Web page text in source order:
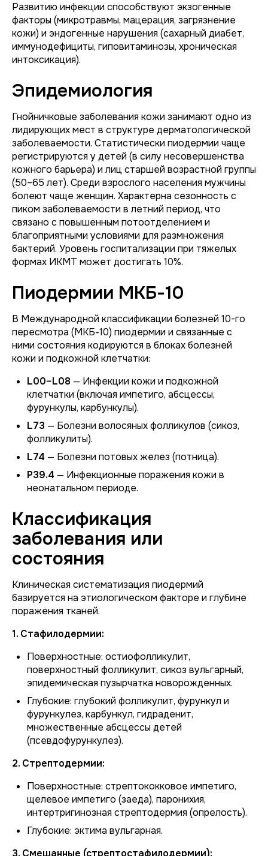
Развитию инфекции способствуют экзогенные
факторы (микротравмы, мацерация, загрязнение
кожи) и эндогенные нарушения (сахарный диабет,
иммунодефициты, гиповитаминозы, хроническая
интоксикация).
Эпидемиология
Гнойничковые заболевания кожи занимают одно из
лидирующих мест в структуре дерматологической
заболеваемости. Статистически пиодермии чаще
регистрируются у детей (в силу несовершенства
кожного барьера) и лиц старшей возрастной группы
(50–65 лет). Среди взрослого населения мужчины
болеют чаще женщин. Характерна сезонность с
пиком заболеваемости в летний период, что
связано с повышенным потоотделением и
благоприятными условиями для размножения
бактерий. Уровень госпитализации при тяжелых
формах ИКМТ может достигать 10%.
Пиодермии МКБ-10
В Международной классификации болезней 10-го
пересмотра (МКБ-10) пиодермии и связанные с
ними состояния кодируются в блоках болезней
кожи и подкожной клетчатки:
L00–L08 — Инфекции кожи и подкожной
клетчатки (включая импетиго, абсцессы,
фурункулы, карбункулы).
L73 — Болезни волосяных фолликулов (сикоз,
фолликулиты).
L74 — Болезни потовых желез (потница).
P39.4 — Инфекционные поражения кожи в
неонатальном периоде.
Классификация
заболевания или
состояния
Клиническая систематизация пиодермий
базируется на этиологическом факторе и глубине
поражения тканей.
1. Стафилодермии:
Поверхностные: остиофолликулит,
поверхностный фолликулит, сикоз вульгарный,
эпидемическая пузырчатка новорожденных.
Глубокие: глубокий фолликулит, фурункул и
фурункулез, карбункул, гидраденит,
множественные абсцессы детей
(псевдофурункулез).
2. Стрептодермии:
Поверхностные: стрептококковое импетиго,
щелевое импетиго (заеда), паронихия,
интертригинозная стрептодермия (опрелость).
Глубокие: эктима вульгарная.
3. Смешанные (стрептостафилодермии):